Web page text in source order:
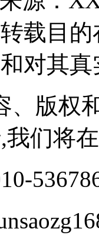
载目
对其
、版权
们将